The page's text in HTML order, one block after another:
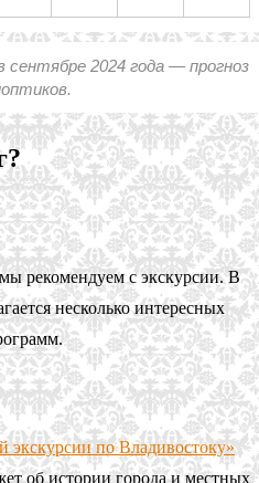
сентябре 2024 года — прогноз
рекомендуем с экскурсии. В
несколько интересных
экскурсии по Владивостоку»
об истории города и местных